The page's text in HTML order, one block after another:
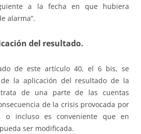
a la fecha en que hubiera
alarma”.
del resultado.
de este artículo 40, el 6 bis, se
la aplicación del resultado de la
de una parte de las cuentas
de la crisis provocada por
o incluso es conveniente que en
ser modificada.